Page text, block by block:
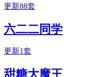
更新88套
六二二同学
更新1套
甜糖大魔王